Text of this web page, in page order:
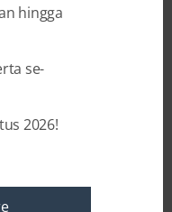
Bali.
hingga
se-
2026!